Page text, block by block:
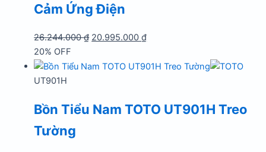
Cảm Ứng Điện
26.244.000₫ Giá
là:
20.995.000₫Giá
tại
20% OFF
UT901H
Bồn Tiểu Nam TOTO UT901H Treo
Tường